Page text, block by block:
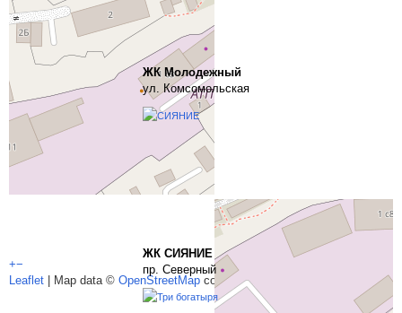
+−
Leaflet | Map data © OpenStreetMap contributors,
ЖК Молодежный
ул. Комсомольская
ЖК СИЯНИЕ
пр. Северный